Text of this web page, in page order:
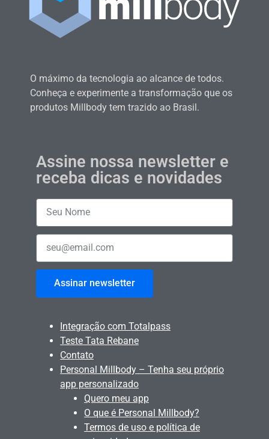
O máximo da tecnologia ao alcance de todos.
Conheça e experimente a transformação que os
produtos Millbody tem trazido ao Brasil.
Assine nossa newsletter e
receba dicas e novidades
Assinar newsletter
Integração com Totalpass
Teste Tata Rebane
Contato
Personal Millbody – Tenha seu próprio
app personalizado
Quero meu app
O que é Personal Millbody?
Termos de uso e política de